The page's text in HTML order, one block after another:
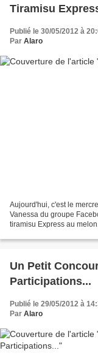
Tiramisu
Publié le 30/05/2012 à
Par Alaro
Aujourd'hui, c'est le
Vanessa du groupe
tiramisu Express au
Un Petit
Participations...
Publié le 29/05/2012 à
Par Alaro